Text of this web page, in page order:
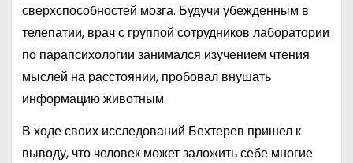
сверхспособностей мозга. Будучи убежденным в
телепатии, врач с группой сотрудников лаборатории
по парапсихологии занимался изучением чтения
мыслей на расстоянии, пробовал внушать
информацию животным.
В ходе своих исследований Бехтерев пришел к
выводу, что человек может заложить себе многие